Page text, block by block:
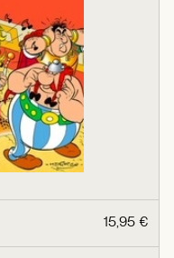
15,95 €